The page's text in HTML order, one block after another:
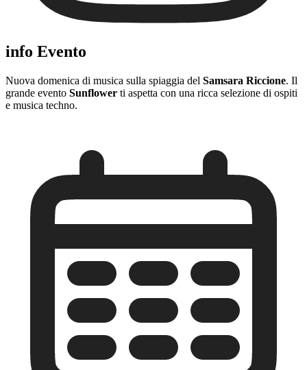
info Evento
Nuova domenica di musica sulla spiaggia del Samsara Riccione. Il
grande evento Sunflower ti aspetta con una ricca selezione di ospiti
e musica techno.